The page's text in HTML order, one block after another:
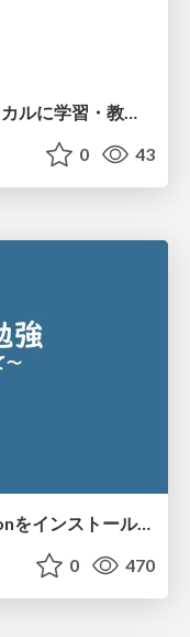
【コード全公開】物理をグラフィカルに学習・教育するための物理シミュレータの紹介と使い方
0 43
工学部向けのpython入門：pythonをインストールして姿勢推定
0 470